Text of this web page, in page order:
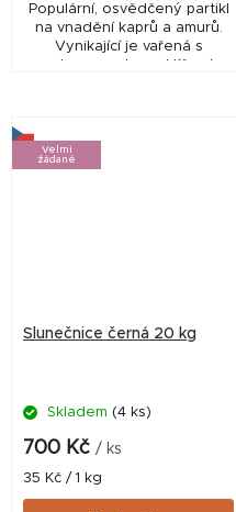
Populární, osvědčený partikl
na vnadění kaprů a amurů.
Vynikající je vařená s
melasou, nebo naklíčená.
Velmi
žádané
Slunečnice černá 20 kg
Skladem (4 ks)
700 Kč / ks
Měrná
cena:
35 Kč / 1 kg